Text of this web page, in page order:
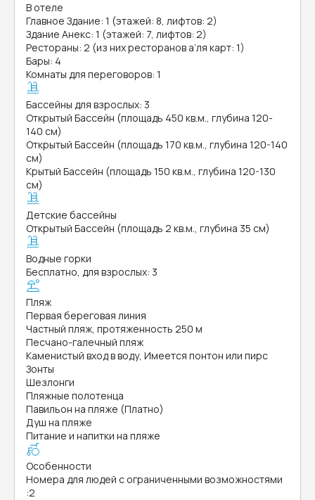
В отеле
Главное Здание: 1 (этажей: 8, лифтов: 2)
Здание Анекс: 1 (этажей: 7, лифтов: 2)
Рестораны: 2 (из них ресторанов а’ля карт: 1)
Бары: 4
Комнаты для переговоров: 1
Бассейны для взрослых: 3
Открытый Бассейн (площадь 450 кв.м., глубина 120-
140 см)
Открытый Бассейн (площадь 170 кв.м., глубина 120-140
см)
Крытый Бассейн (площадь 150 кв.м., глубина 120-130
см)
Детские бассейны
Открытый Бассейн (площадь 2 кв.м., глубина 35 см)
Водные горки
Бесплатно, для взрослых: 3
Пляж
Первая береговая линия
Частный пляж, протяженность 250 м
Песчано-галечный пляж
Каменистый вход в воду, Имеется понтон или пирс
Зонты
Шезлонги
Пляжные полотенца
Павильон на пляже (Платно)
Душ на пляже
Питание и напитки на пляже
Особенности
Номера для людей с ограниченными возможностями
:2